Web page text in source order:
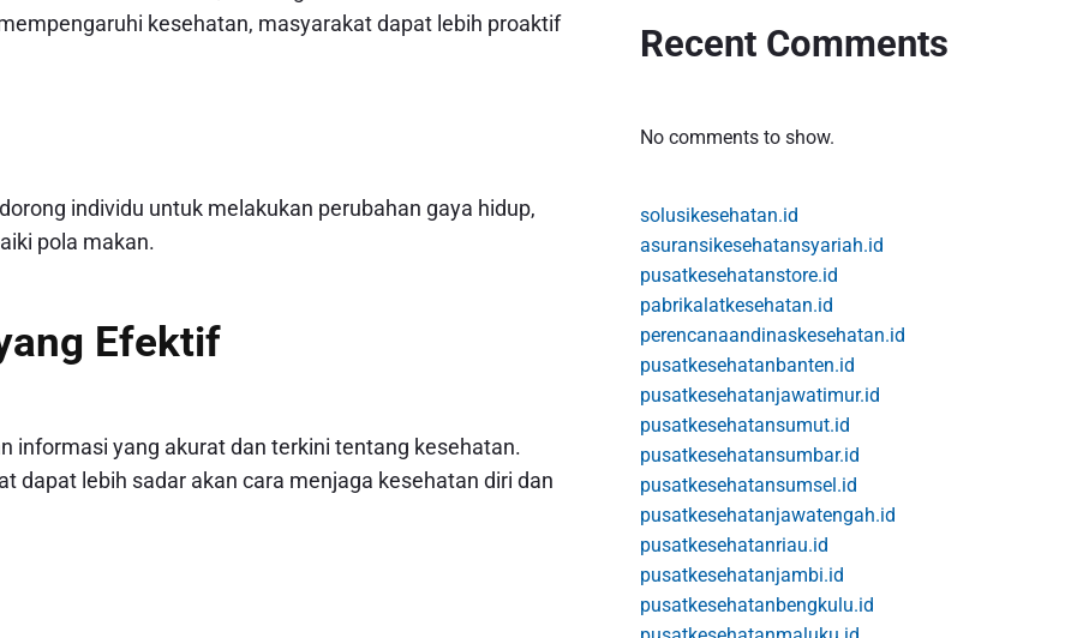
kesehatan, masyarakat dapat lebih proaktif
individu untuk melakukan perubahan gaya hidup,
pola makan.
Efektif
informasi yang akurat dan terkini tentang kesehatan.
dapat lebih sadar akan cara menjaga kesehatan diri dan
Recent Comments
No comments to show.
solusikesehatan.id
asuransikesehatansyariah.id
pusatkesehatanstore.id
pabrikalatkesehatan.id
perencanaandinaskesehatan.id
pusatkesehatanbanten.id
pusatkesehatanjawatimur.id
pusatkesehatansumut.id
pusatkesehatansumbar.id
pusatkesehatansumsel.id
pusatkesehatanjawatengah.id
pusatkesehatanriau.id
pusatkesehatanjambi.id
pusatkesehatanbengkulu.id